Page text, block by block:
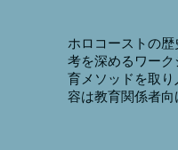
ホロコーストの
考を深めるワーク
育メソッドを取
容は教育関係者向